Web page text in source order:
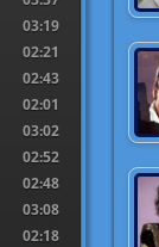
03:19
02:21
02:43
02:01
03:02
02:52
02:48
03:08
02:18